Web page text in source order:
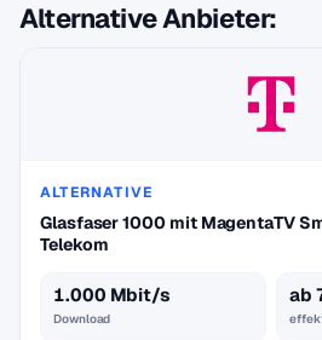
Alternative Anbieter:
ALTERNATIVE
Glasfaser 1000 mit MagentaTV
Telekom
1.000 Mbit/s
Download
ab